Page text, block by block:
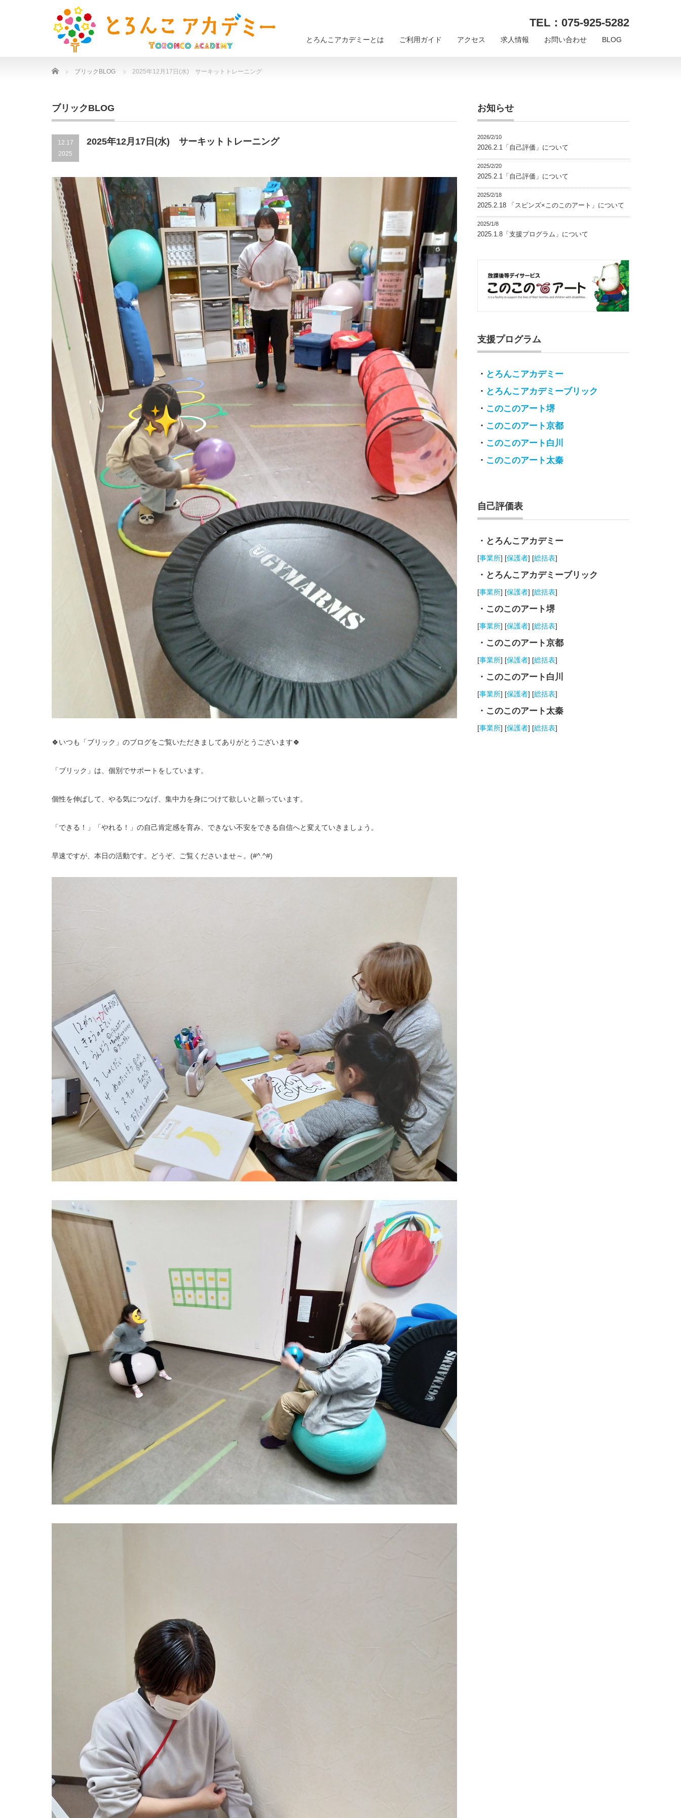
TEL：075-925-5282
とろんこアカデミーとは ご利用ガイド アクセス 求人情報 お問い合わせ BLOG
Home ブリックBLOG 2025年12月17日(水) サーキットトレーニング
ブリックBLOG
12.17
2025
2025年12月17日(水) サーキットトレーニング
🍀いつも「ブリック」のブログをご覧いただきましてありがとうございます🍀
「ブリック」は、個別でサポートをしています。
個性を伸ばして、やる気につなげ、集中力を身につけて欲しいと願っています。
「できる！」「やれる！」の自己肯定感を育み、できない不安をできる自信へと変えていきましょう。
早速ですが、本日の活動です。どうぞ、ご覧くださいませ～。(#^.^#)
お知らせ
2026/2/10
2026.2.1「自己評価」について
2025/2/20
2025.2.1「自己評価」について
2025/2/18
2025.2.18 「スピンズ×このこのアート」について
2025/1/8
2025.1.8「支援プログラム」について
支援プログラム
・ とろんこアカデミー
・ とろんこアカデミーブリック
・ このこのアート堺
・ このこのアート京都
・ このこのアート白川
・ このこのアート太秦
自己評価表
・とろんこアカデミー
[事業所] [保護者] [総括表]
・とろんこアカデミーブリック
[事業所] [保護者] [総括表]
・このこのアート堺
[事業所] [保護者] [総括表]
・このこのアート京都
[事業所] [保護者] [総括表]
・このこのアート白川
[事業所] [保護者] [総括表]
・このこのアート太秦
[事業所] [保護者] [総括表]